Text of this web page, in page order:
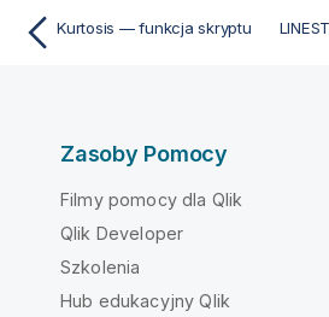
Kurtosis — funkcja skryptu
Zasoby Pomocy
Filmy pomocy dla Qlik
Qlik Developer
Szkolenia
Hub edukacyjny Qlik